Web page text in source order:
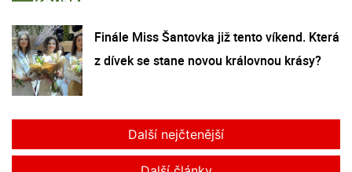
Finále Miss Šantovka již tento víkend. Která
z dívek se stane novou královnou krásy?
Další nejčtenější